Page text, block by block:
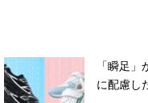
「瞬足
に配慮し